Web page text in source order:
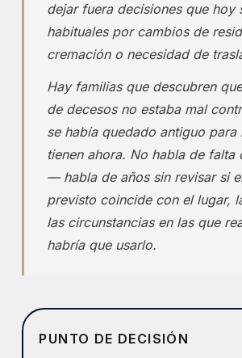
dejar fuera decisiones que hoy
habituales por cambios de
cremación o necesidad de
Hay familias que descubren
de decesos no estaba mal
se había quedado antiguo para
tienen ahora. No habla de falta
— habla de años sin revisar si
previsto coincide con el lugar,
las circunstancias en las que
habría que usarlo.
PUNTO DE DECISIÓN